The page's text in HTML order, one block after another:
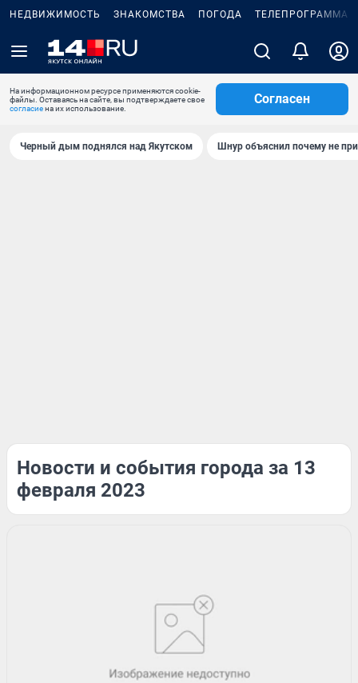
НЕДВИЖИМОСТЬ ЗНАКОМСТВА ПОГОДА ТЕЛЕПРОГРАММА
На информационном ресурсе применяются cookie-
файлы. Оставаясь на сайте, вы подтверждаете свое
согласиена их использование.
Согласен
Черный дым поднялся над Якутском Шнур объяснил почему не
Новости и события города за 13
февраля 2023